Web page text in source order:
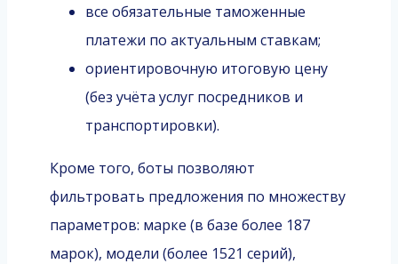
все обязательные таможенные
платежи по актуальным ставкам;
ориентировочную итоговую цену
(без учёта услуг посредников и
транспортировки).
Кроме того, боты позволяют
фильтровать предложения по множеству
параметров: марке (в базе более 187
марок), модели (более 1521 серий),